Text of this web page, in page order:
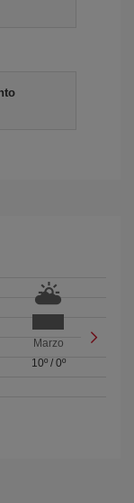
Marzo
10º/ 0º